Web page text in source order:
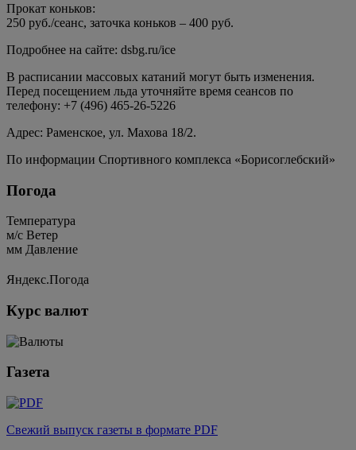
Прокат коньков:
250 руб./сеанс, заточка коньков – 400 руб.
Подробнее на сайте: dsbg.ru/ice
В расписании массовых катаний могут быть изменения.
Перед посещением льда уточняйте время сеансов по
телефону: +7 (496) 465-26-5226
Адрес: Раменское, ул. Махова 18/2.
По информации Спортивного комплекса «Борисоглебский»
Погода
Температура
м/c Ветер
мм Давление
Яндекс.Погода
Курс валют
Газета
Свежий выпуск газеты в формате PDF